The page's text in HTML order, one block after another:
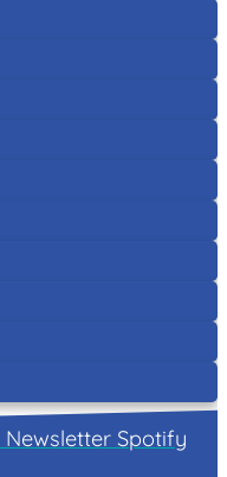
Newsletter Spotify